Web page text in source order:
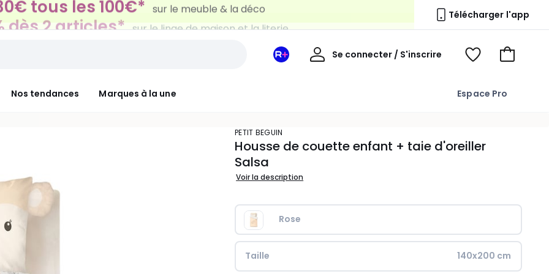
dès 2 articles* sur le linge de maison et la literie Télécharger l'app
Nos tendances Marques à la une Espace Pro
Mon
Se connecter / S'inscrire
Mon
Voir
Voir
PETIT BEGUIN
Housse de couette enfant + taie d'oreiller
Salsa
Voir la description
Rose
Taille 140x200 cm